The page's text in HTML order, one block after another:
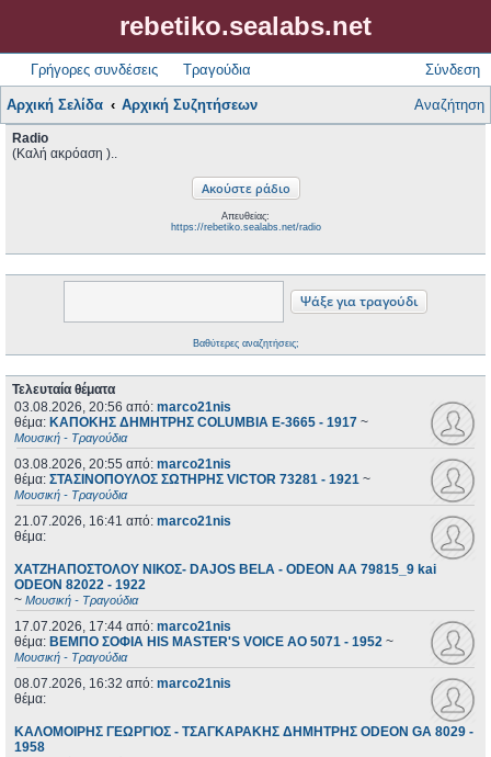
rebetiko.sealabs.net
Γρήγορες συνδέσεις Τραγούδια Σύνδεση
Αρχική Σελίδα Αρχική Συζητήσεων Αναζήτηση
Radio
(Καλή ακρόαση )..
Απευθείας:
https://rebetiko.sealabs.net/radio
Βαθύτερες αναζητήσεις;
Τελευταία θέματα
03.08.2026, 20:56 από: marco21nis
θέμα: ΚΑΠΟΚΗΣ ΔΗΜΗΤΡΗΣ COLUMBIA E-3665 - 1917 ~
Μουσική - Τραγούδια
03.08.2026, 20:55 από: marco21nis
θέμα: ΣΤΑΣΙΝΟΠΟΥΛΟΣ ΣΩΤΗΡΗΣ VICTOR 73281 - 1921 ~
Μουσική - Τραγούδια
21.07.2026, 16:41 από: marco21nis
θέμα:
ΧΑΤΖΗΑΠΟΣΤΟΛΟΥ ΝΙΚΟΣ- DAJOS BELA - ODEON AA 79815_9 kai
ODEON 82022 - 1922
~ Μουσική - Τραγούδια
17.07.2026, 17:44 από: marco21nis
θέμα: ΒΕΜΠΟ ΣΟΦΙΑ HIS MASTER'S VOICE AO 5071 - 1952 ~
Μουσική - Τραγούδια
08.07.2026, 16:32 από: marco21nis
θέμα:
ΚΑΛΟΜΟΙΡΗΣ ΓΕΩΡΓΙΟΣ - ΤΣΑΓΚΑΡΑΚΗΣ ΔΗΜΗΤΡΗΣ ODEON GA 8029 -
1958